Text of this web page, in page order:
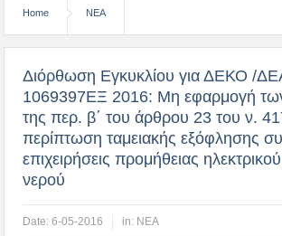
Home ΝΕΑ
Διόρθωση Εγκυκλίου για ΔΕΚΟ /
1069397ΕΞ 2016: Μη εφαρμογή
της περ. β΄ του άρθρου 23 του ν.
περίπτωση ταμειακής εξόφλησης
επιχειρήσεις προμήθειας
νερού
Date:6-05-2016 in: ΝΕΑ